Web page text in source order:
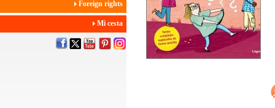
Foreign rights
Mi cesta